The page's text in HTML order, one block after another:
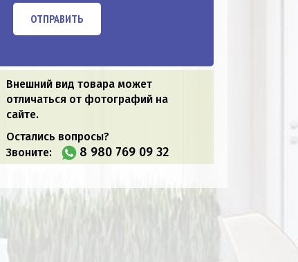
ОТПРАВИТЬ
Внешний вид товара может
отличаться от фотографий на
сайте.
Остались вопросы?
Звоните:
8 980 769 09 32